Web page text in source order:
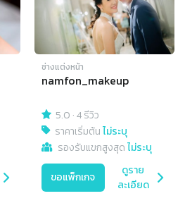
ช่างแต่งหน้า
namfon_makeup
5.0 ·4 รีวิว
ราคาเริ่มต้นไม่ระบุ
รองรับแขกสูงสุดไม่ระบุ
ขอแพ็กเกจ
ดูราย
ละเอียด